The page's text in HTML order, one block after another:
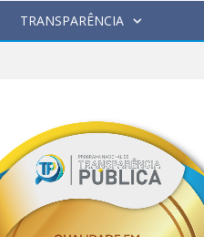
TRANSPARÊNCIA